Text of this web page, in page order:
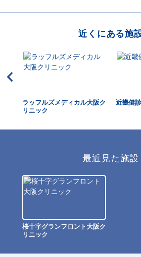
近くにある施
ラッフルズメディカル大阪ク
リニック
近畿健
最近見た施設
桜十字グランフロント大阪ク
リニック